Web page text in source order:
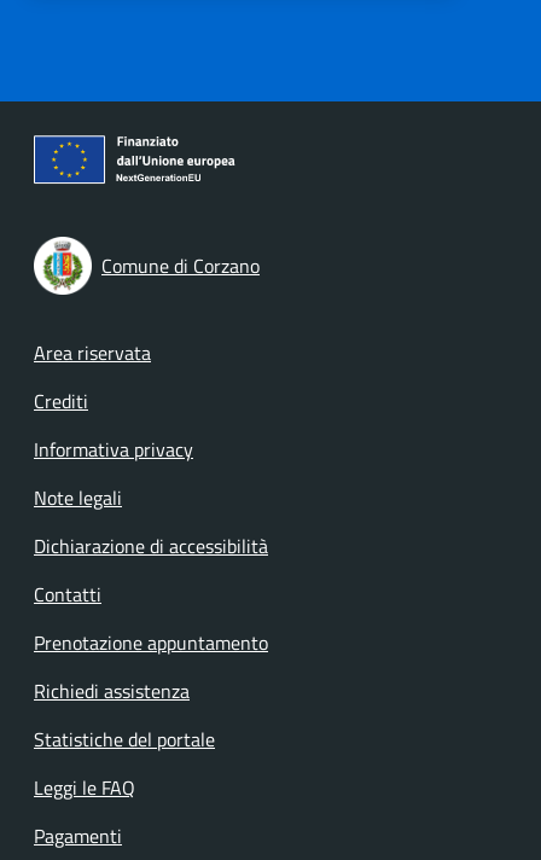
Comune di Corzano
Footer menu
Area riservata
Crediti
Informativa privacy
Note legali
Dichiarazione di accessibilità
Contatti
Prenotazione appuntamento
Richiedi assistenza
Statistiche del portale
Leggi le FAQ
Pagamenti